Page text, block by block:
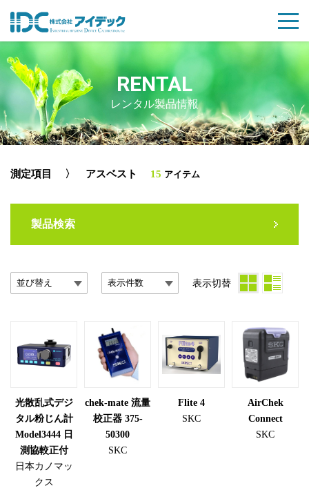
RENTAL
レンタル製品情報
測定項目 〉 アスベスト 15 アイテム
製品検索
表示切替
光散乱式デジ
タル粉じん計
Model3444 日
測協較正付
日本カノマッ
クス
chek-mate 流量
校正器 375-
50300
SKC
Flite 4
SKC
AirChek
Connect
SKC